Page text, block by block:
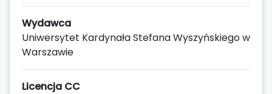
Wydawca
Uniwersytet Kardynała Stefana Wyszyńskiego w
Warszawie
Licencja CC